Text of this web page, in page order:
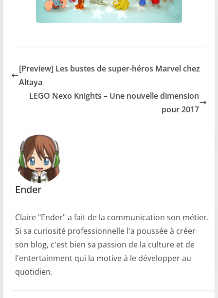
[Preview] Les bustes de super-héros Marvel chez
Altaya
LEGO Nexo Knights – Une nouvelle dimension
pour 2017
Ender
Claire "Ender" a fait de la communication son métier.
Si sa curiosité professionnelle l'a poussée à créer
son blog, c'est bien sa passion de la culture et de
l'entertainment qui la motive à le développer au
quotidien.